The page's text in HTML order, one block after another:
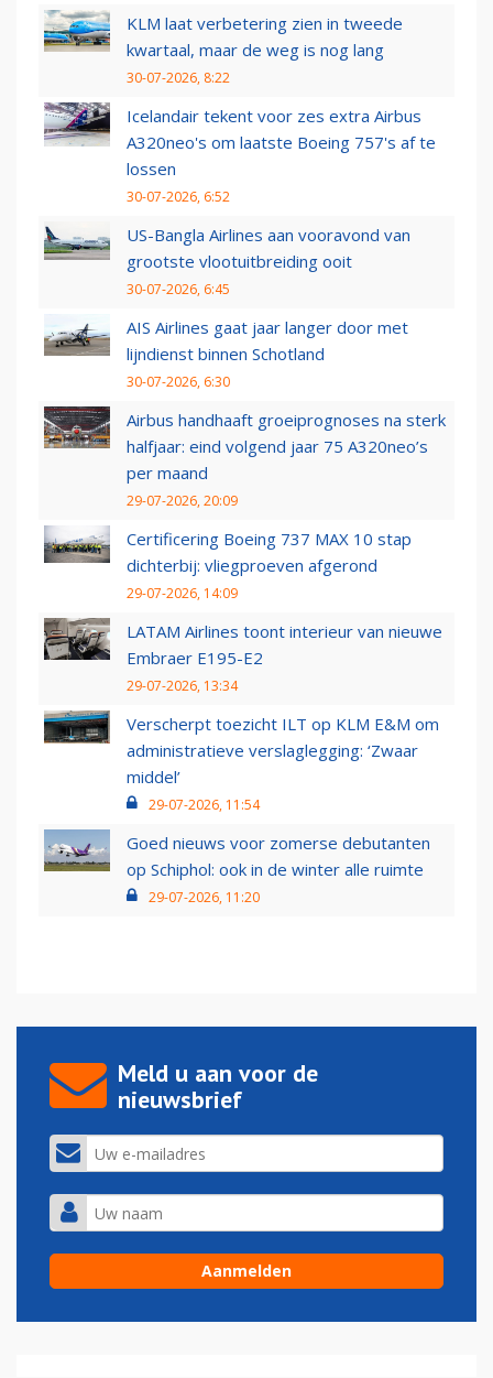
KLM laat verbetering zien in tweede
kwartaal, maar de weg is nog lang
30-07-2026, 8:22
Icelandair tekent voor zes extra Airbus
A320neo's om laatste Boeing 757's af te
lossen
30-07-2026, 6:52
US-Bangla Airlines aan vooravond van
grootste vlootuitbreiding ooit
30-07-2026, 6:45
AIS Airlines gaat jaar langer door met
lijndienst binnen Schotland
30-07-2026, 6:30
Airbus handhaaft groeiprognoses na sterk
halfjaar: eind volgend jaar 75 A320neo’s
per maand
29-07-2026, 20:09
Certificering Boeing 737 MAX 10 stap
dichterbij: vliegproeven afgerond
29-07-2026, 14:09
LATAM Airlines toont interieur van nieuwe
Embraer E195-E2
29-07-2026, 13:34
Verscherpt toezicht ILT op KLM E&M om
administratieve verslaglegging: ‘Zwaar
middel’
29-07-2026, 11:54
Goed nieuws voor zomerse debutanten
op Schiphol: ook in de winter alle ruimte
29-07-2026, 11:20
Meld u aan voor de
nieuwsbrief